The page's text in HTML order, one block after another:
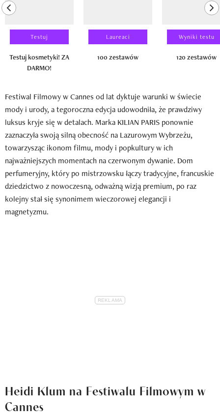
previous element
Testuj
Testuj kosmetyki! ZA
DARMO!
Laureaci
100 zestawów
Wyniki testu
120 zestawów
Festiwal Filmowy w Cannes od lat dyktuje warunki w świecie
mody i urody, a tegoroczna edycja udowodniła, że prawdziwy
luksus kryje się w detalach. Marka KILIAN PARIS ponownie
zaznaczyła swoją silną obecność na Lazurowym Wybrzeżu,
towarzysząc ikonom filmu, mody i popkultury w ich
najważniejszych momentach na czerwonym dywanie. Dom
perfumeryjny, który po mistrzowsku łączy tradycyjne, francuskie
dziedzictwo z nowoczesną, odważną wizją premium, po raz
kolejny stał się synonimem wieczorowej elegancji i
magnetyzmu.
Heidi Klum na Festiwalu Filmowym w
Cannes